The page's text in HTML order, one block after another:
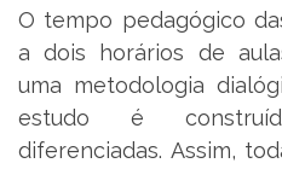
O tempo pedagógico
a dois horários de
uma metodologia
estudo é
diferenciadas. Assim,